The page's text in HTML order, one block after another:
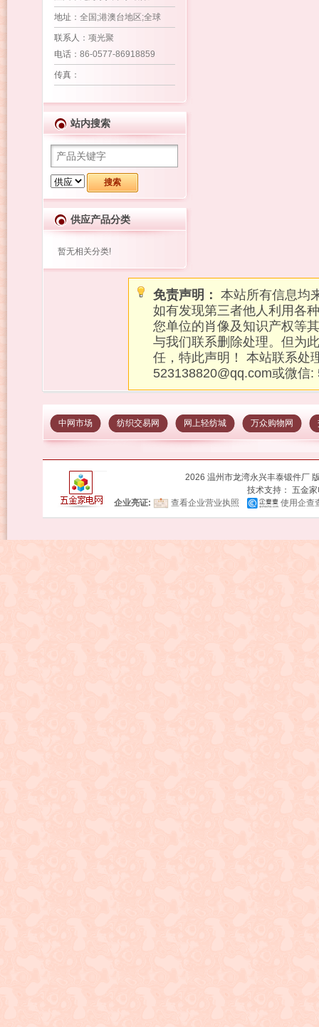
地址 ：全国;港澳台地区;全球
联系人 ：项光聚
电话：86-0577-86918859
传真：
站内搜索
供应产品分类
暂无相关分类!
免责声明： 本站所有信息均
如有发现第三者他人利用各
您单位的肖像及知识产权等
与我们联系删除处理。但为
任，特此声明！ 本站联系处
523138820@qq.com或微信
中网市场 纺织交易网 网上轻纺城 万众购物网
2026 温州市龙湾永兴丰泰锻件厂
技术支持： 五金
企业亮证:
查看企业营业执照 使用企查